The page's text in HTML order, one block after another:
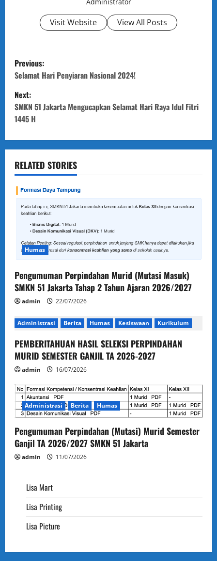
Visit Website View All Posts
P
o
s
t
n
a
v
i
g
t
i
o
n
Previous:
Selamat Hari Penyiaran Nasional 2024!
Next:
SMKN 51 Jakarta Mengucapkan Selamat Hari Raya Idul Fitri
1445 H
RELATED STORIES
Humas
Pengumuman Perpindahan Murid (Mutasi Masuk)
SMKN 51 Jakarta Tahap 2 Tahun Ajaran 2026/2027
admin 22/07/2026
Administrasi Berita Humas Kesiswaan Kurikulum
PEMBERITAHUAN HASIL SELEKSI PERPINDAHAN
MURID SEMESTER GANJIL TA 2026-2027
admin 16/07/2026
Administrasi Berita Humas
Pengumuman Perpindahan (Mutasi) Murid Semester
Ganjil TA 2026/2027 SMKN 51 Jakarta
admin 11/07/2026
Lisa Mart
Lisa Printing
Lisa Picture